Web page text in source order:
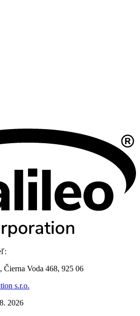
Čierna Voda 468, 925 06
s.r.o.
2026